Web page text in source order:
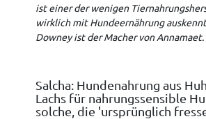
ist einer der wenigen
wirklich mit Hundeernährung
Downey ist der Macher von Annamaet.
Salcha: Hundenahrung aus
Lachs für nahrungssensible
solche, die 'ursprünglich